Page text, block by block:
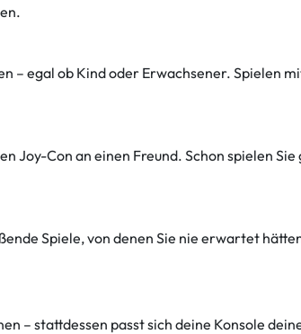
egal ob Kind oder Erwachsener. Spielen
Joy-Con an einen Freund. Schon spielen
Spiele, von denen Sie nie erwartet
– stattdessen passt sich deine Konsole